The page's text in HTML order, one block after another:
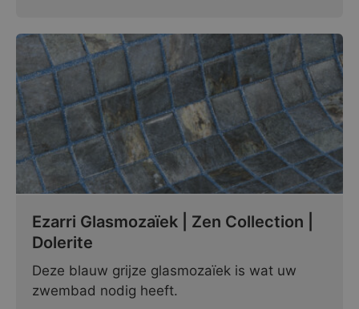
Ezarri Glasmozaïek | Zen Collection |
Dolerite
Deze blauw grijze glasmozaïek is wat uw
zwembad nodig heeft.